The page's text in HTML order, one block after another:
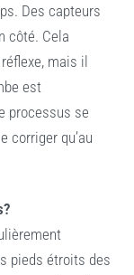
Des capteurs
côté. Cela
mais il
est
processus se
corriger qu’au
pieds étroits des